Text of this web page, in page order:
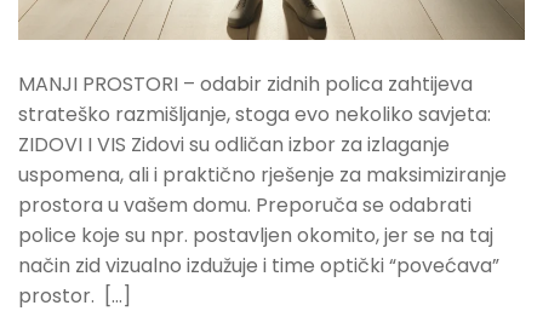
MANJI PROSTORI – odabir zidnih polica zahtijeva
strateško razmišljanje, stoga evo nekoliko savjeta:
ZIDOVI I VIS Zidovi su odličan izbor za izlaganje
uspomena, ali i praktično rješenje za maksimiziranje
prostora u vašem domu. Preporuča se odabrati
police koje su npr. postavljen okomito, jer se na taj
način zid vizualno izdužuje i time optički “povećava”
prostor. […]